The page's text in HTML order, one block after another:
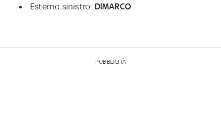
Esterno sinistro: DIMARCO
PUBBLICITÀ